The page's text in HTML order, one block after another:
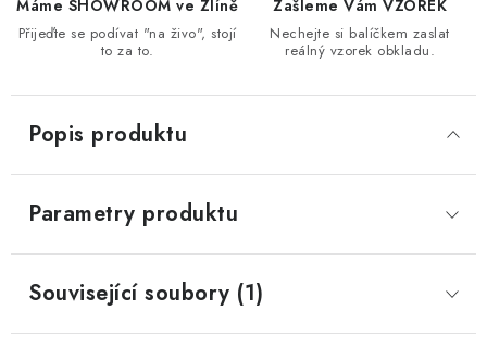
Máme SHOWROOM ve Zlíně
Přijeďte se podívat "na živo", stojí
to za to.
Zašleme Vám VZOREK
Nechejte si balíčkem zaslat
reálný vzorek obkladu.
Popis produktu
Parametry produktu
Související soubory (1)